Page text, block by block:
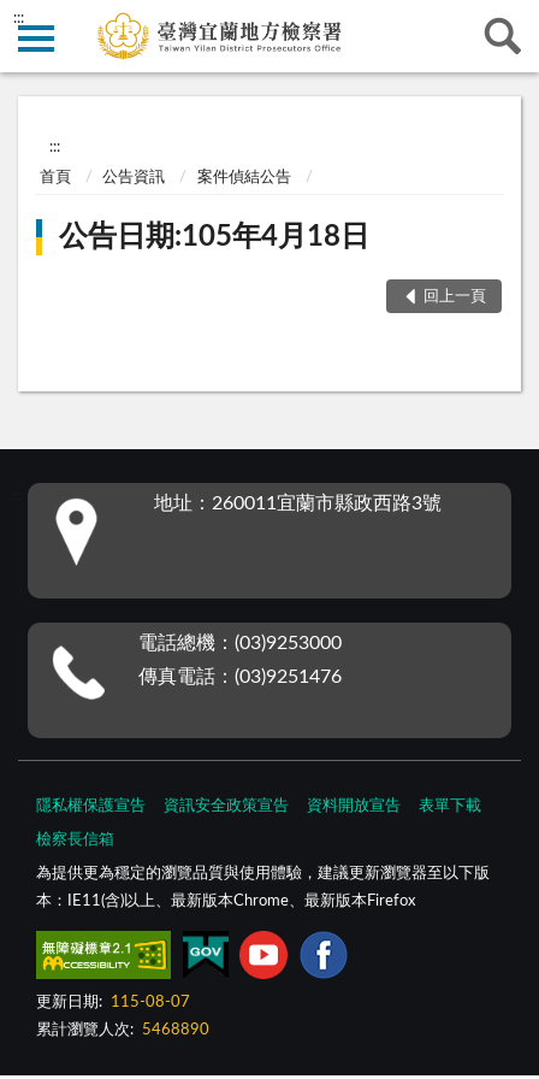
:::
:::
首頁 公告資訊 案件偵結公告
公告日期:105年4月18日
回上一頁
地址：260011宜蘭市縣政西路3號
電話總機：(03)9253000
傳真電話：(03)9251476
隱私權保護宣告 資訊安全政策宣告 資料開放宣告 表單下載
檢察長信箱
為提供更為穩定的瀏覽品質與使用體驗，建議更新瀏覽器至以下版
本：IE11(含)以上、最新版本Chrome、最新版本Firefox
更新日期:
115-08-07
累計瀏覽人次:
5468890